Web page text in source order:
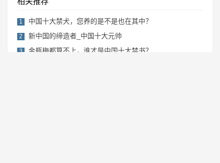
1 中国十大禁犬，您养的是不是也在其中？
2 新中国的缔造者_中国十大元帅
3 金瓶梅都算不上，谁才是中国十大禁书？